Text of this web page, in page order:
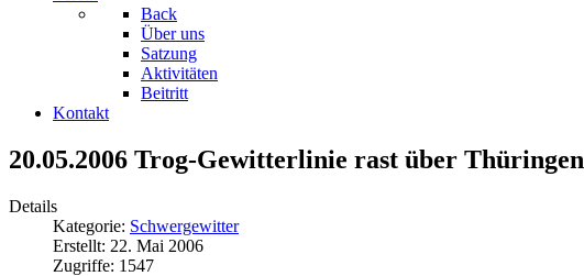
Back
Über uns
Satzung
Aktivitäten
Beitritt
Kontakt
20.05.2006 Trog-Gewitterlinie rast über Thüringen
Details
Kategorie: Schwergewitter
Erstellt: 22. Mai 2006
Zugriffe: 1547